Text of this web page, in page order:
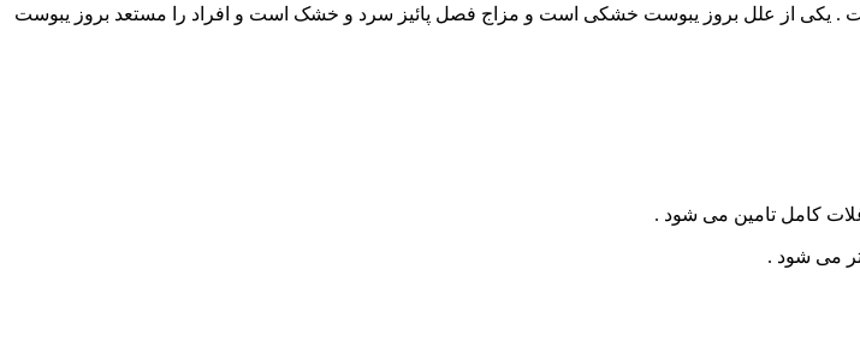
. یکی از علل بروز یبوست خشکی است و مزاج فصل پائیز سرد و خشک است و افراد را مستعد بروز یبوست
کامل تامین می شود .
می شود .